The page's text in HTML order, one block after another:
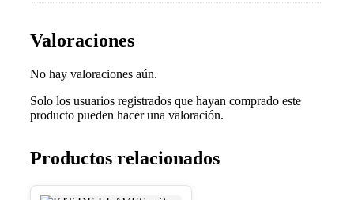
Valoraciones
No hay valoraciones aún.
Solo los usuarios registrados que hayan comprado este
producto pueden hacer una valoración.
Productos relacionados